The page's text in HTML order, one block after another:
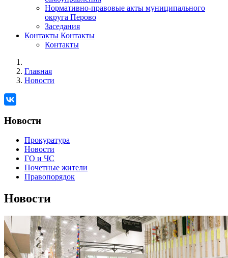
Нормативно-правовые акты муниципального
округа Перово
Заседания
Контакты Контакты
Контакты
Главная
Новости
Новости
Прокуратура
Новости
ГО и ЧС
Почетные жители
Правопорядок
Новости